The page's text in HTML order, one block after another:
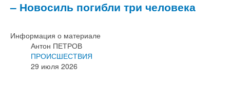
– Новосиль погибли три человека
Информация о материале
Антон ПЕТРОВ
ПРОИСШЕСТВИЯ
29 июля 2026